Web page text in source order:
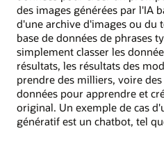
des images générées par l'IA
d'une archive d'images ou du
base de données de phrases
simplement classer les
résultats, les résultats des
prendre des milliers, voire
données pour apprendre et
original. Un exemple de cas
génératif est un chatbot, tel